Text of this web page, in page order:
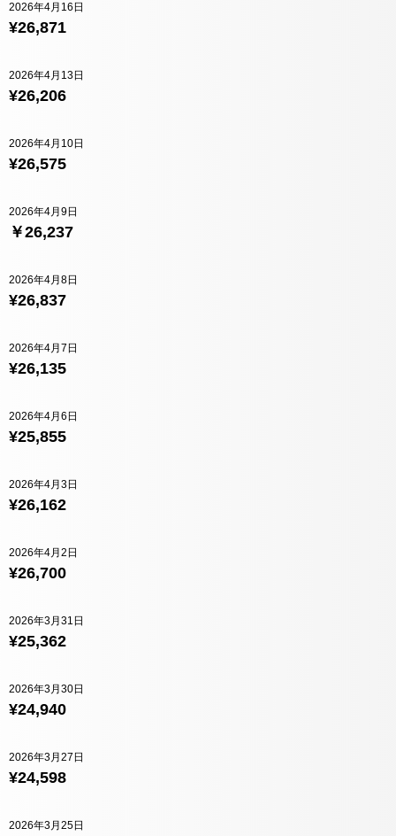
¥26,871
2026年4月16日
¥26,206
2026年4月13日
¥26,575
2026年4月10日
￥26,237
2026年4月9日
¥26,837
2026年4月8日
¥26,135
2026年4月7日
¥25,855
2026年4月6日
¥26,162
2026年4月3日
¥26,700
2026年4月2日
¥25,362
2026年3月31日
¥24,940
2026年3月30日
¥24,598
2026年3月27日
2026年3月25日